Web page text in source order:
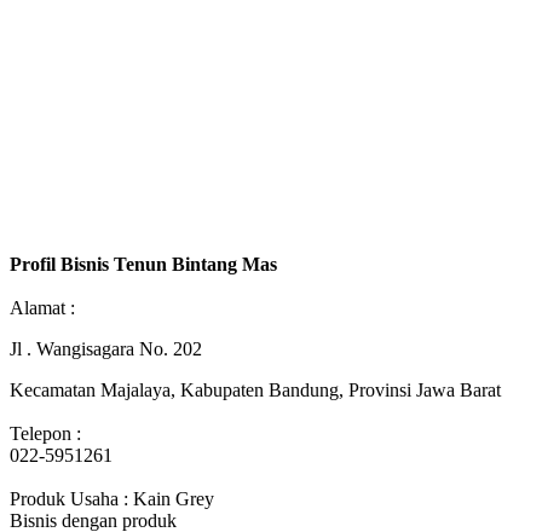
Profil Bisnis Tenun Bintang Mas
Alamat :
Jl . Wangisagara No. 202
Kecamatan Majalaya, Kabupaten Bandung, Provinsi Jawa Barat
Telepon :
022-5951261
Produk Usaha : Kain Grey
Bisnis dengan produk